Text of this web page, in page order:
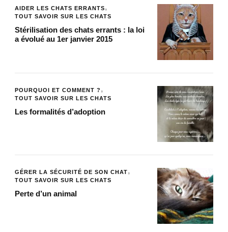
AIDER LES CHATS ERRANTS
TOUT SAVOIR SUR LES CHATS
Stérilisation des chats errants : la loi
a évolué au 1er janvier 2015
POURQUOI ET COMMENT ?
TOUT SAVOIR SUR LES CHATS
Les formalités d’adoption
GÉRER LA SÉCURITÉ DE SON CHAT
TOUT SAVOIR SUR LES CHATS
Perte d’un animal